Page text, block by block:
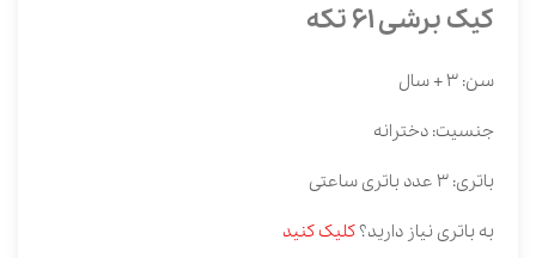
کیک برشی 61 تکه
سن: 3 + سال
جنسیت: دخترانه
باتری: 3 عدد باتری ساعتی
به باتری نیاز دارید؟کلیک کنید